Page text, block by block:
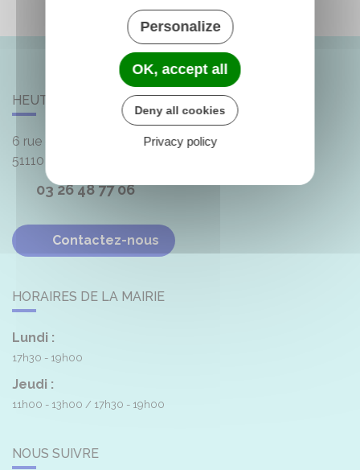
HEUTRÉGIVILLE
6 rue de la Mairie
51110
03 26 48 77 06
Contactez-nous
HORAIRES DE LA MAIRIE
Lundi :
17h30 - 19h00
Jeudi :
11h00 - 13h00 17h30 - 19h00
NOUS SUIVRE
Personalize
OK, accept all
Deny all cookies
Privacy policy